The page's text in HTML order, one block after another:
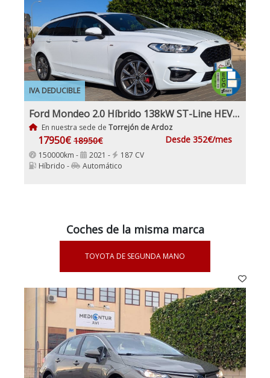
IVA DEDUCIBLE
Ford Mondeo 2.0 Híbrido 138kW ST-Line HEV AT SB Etiqueta medioambiental ECO Nacional 1Dueño con IVA y Garantía
En nuestra sede de Torrejón de Ardoz
17950€ 18950€ Desde 352€/mes
150000km - 2021 -
187 CV
Híbrido -
Automático
Coches de la misma marca
TOYOTA DE SEGUNDA MANO